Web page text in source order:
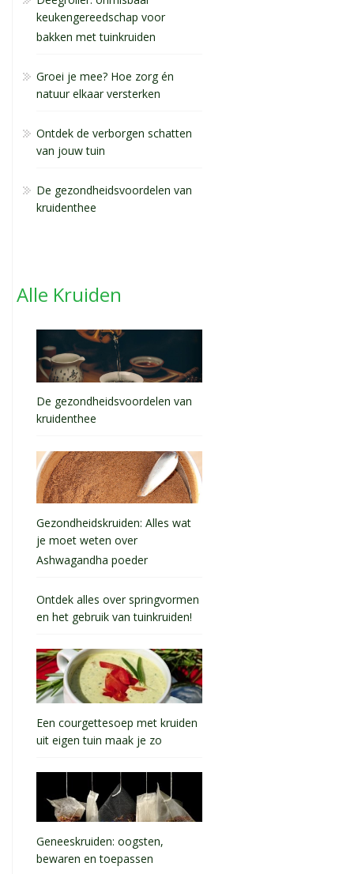
keukengereedschap voor
bakken met tuinkruiden
Groei je mee? Hoe zorg én
natuur elkaar versterken
Ontdek de verborgen schatten
van jouw tuin
De gezondheidsvoordelen van
kruidenthee
Alle Kruiden
De gezondheidsvoordelen van
kruidenthee
Gezondheidskruiden: Alles wat
je moet weten over
Ashwagandha poeder
Ontdek alles over springvormen
en het gebruik van tuinkruiden!
Een courgettesoep met kruiden
uit eigen tuin maak je zo
Geneeskruiden: oogsten,
bewaren en toepassen